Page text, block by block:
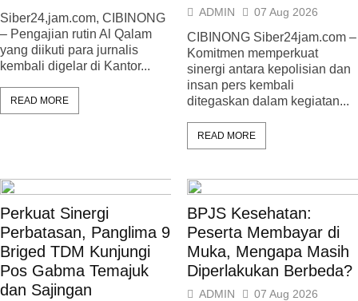
Siber24,jam.com, CIBINONG
– Pengajian rutin Al Qalam
yang diikuti para jurnalis
kembali digelar di Kantor...
READ MORE
ADMIN 07 Aug 2026
CIBINONG Siber24jam.com –
Komitmen memperkuat
sinergi antara kepolisian dan
insan pers kembali
ditegaskan dalam kegiatan...
READ MORE
Perkuat Sinergi
Perbatasan, Panglima 9
Briged TDM Kunjungi
Pos Gabma Temajuk
dan Sajingan
BPJS Kesehatan:
Peserta Membayar di
Muka, Mengapa Masih
Diperlakukan Berbeda?
ADMIN 07 Aug 2026